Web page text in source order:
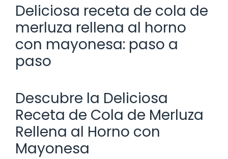
Deliciosa receta de cola de
merluza rellena al horno
con mayonesa: paso a
paso
Descubre la Deliciosa
Receta de Cola de Merluza
Rellena al Horno con
Mayonesa